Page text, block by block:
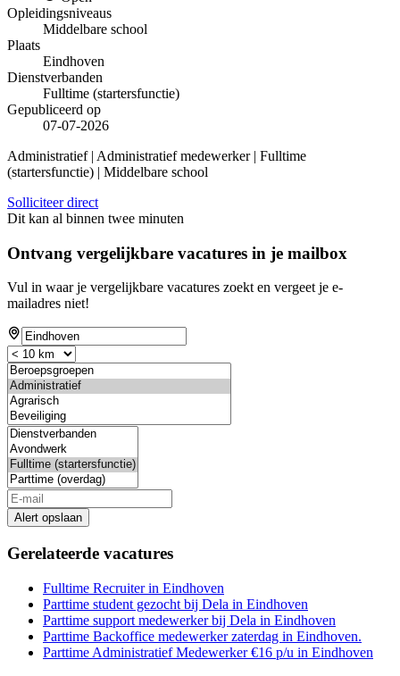
Opleidingsniveaus
Middelbare school
Plaats
Eindhoven
Dienstverbanden
Fulltime (startersfunctie)
Gepubliceerd op
07-07-2026
Administratief | Administratief medewerker | Fulltime
(startersfunctie) | Middelbare school
Solliciteer direct
Dit kan al binnen twee minuten
Ontvang vergelijkbare vacatures in je mailbox
Vul in waar je vergelijkbare vacatures zoekt en vergeet je e-
mailadres niet!
Alert opslaan
Gerelateerde vacatures
Fulltime Recruiter in Eindhoven
Parttime student gezocht bij Dela in Eindhoven
Parttime support medewerker bij Dela in Eindhoven
Parttime Backoffice medewerker zaterdag in Eindhoven.
Parttime Administratief Medewerker €16 p/u in Eindhoven